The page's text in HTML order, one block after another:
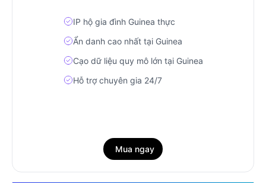
IP hộ gia đình Guinea thực
Ẩn danh cao nhất tại Guinea
Cạo dữ liệu quy mô lớn tại Guinea
Hỗ trợ chuyên gia 24/7
Mua ngay